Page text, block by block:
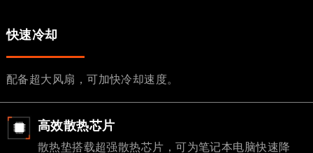
快速冷却
配备超大风扇，可加快冷却速度。
高效散热芯片
散热垫搭载超强散热芯片，可为笔记本电脑快速降